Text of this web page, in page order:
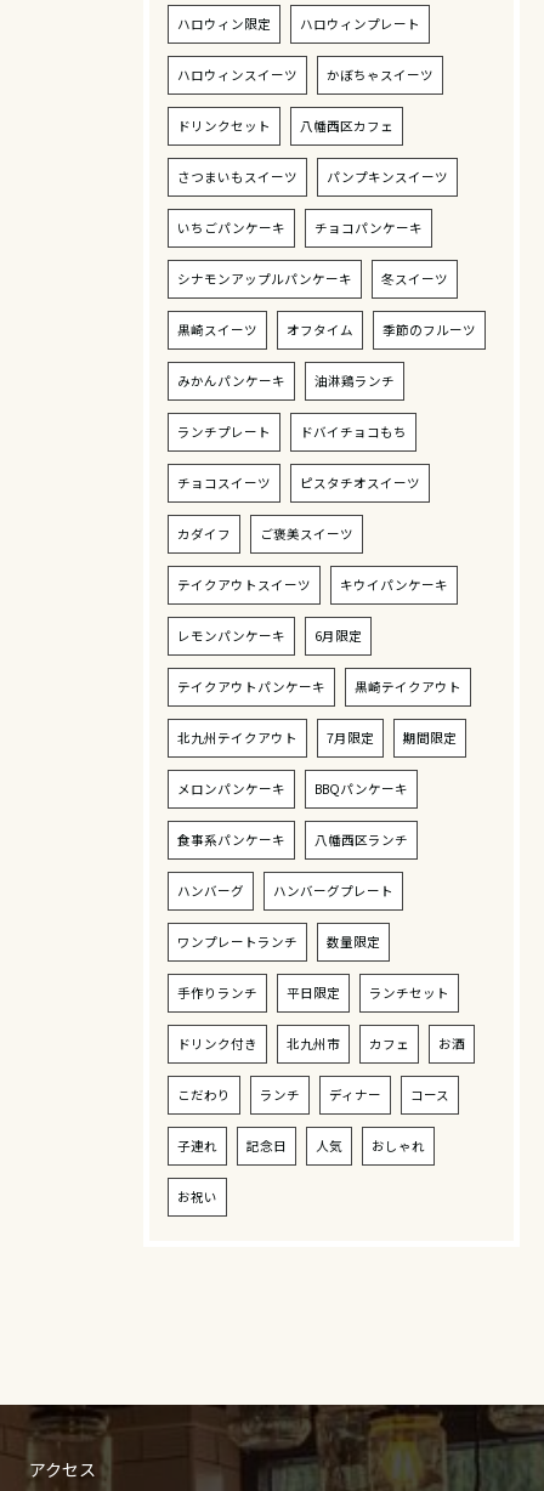
ハロウィン限定 ハロウィンプレート
ハロウィンスイーツ かぼちゃスイーツ
ドリンクセット 八幡西区カフェ
さつまいもスイーツ パンプキンスイーツ
いちごパンケーキ チョコパンケーキ
シナモンアップルパンケーキ 冬スイーツ
黒崎スイーツ オフタイム 季節のフルーツ
みかんパンケーキ 油淋鶏ランチ
ランチプレート ドバイチョコもち
チョコスイーツ ピスタチオスイーツ
カダイフ ご褒美スイーツ
テイクアウトスイーツ キウイパンケーキ
レモンパンケーキ 6月限定
テイクアウトパンケーキ 黒崎テイクアウト
北九州テイクアウト 7月限定 期間限定
メロンパンケーキ BBQパンケーキ
食事系パンケーキ 八幡西区ランチ
ハンバーグ ハンバーグプレート
ワンプレートランチ 数量限定
手作りランチ 平日限定 ランチセット
ドリンク付き 北九州市 カフェ お酒
こだわり ランチ ディナー コース
子連れ 記念日 人気 おしゃれ
お祝い
アクセス